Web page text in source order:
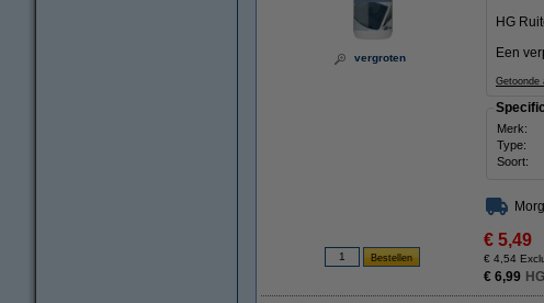
vergroten
HG
Een
Getoonde
Merk:
Type:
Soort:
€ 5,49
€ 4,54
€ 6,99